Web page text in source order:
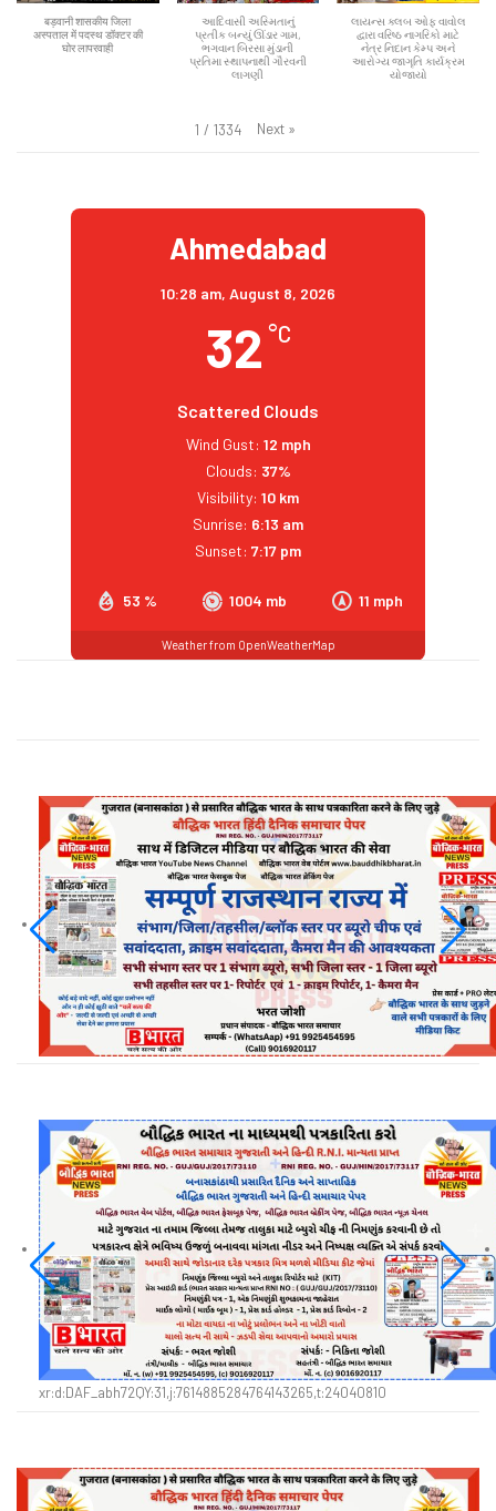
बड़वानी शासकीय जिला
अस्पताल में पदस्थ डॉक्टर की
घोर लापरवाही
આદિવાસી અસ્મિતાનું
પ્રતીક બન્યું ઊંડાર ગામ,
ભગવાન બિરસા મુંડાની
પ્રતિમા સ્થાપનાથી ગૌરવની
લાગણી
લાયન્સ ક્લબ ઓફ વાવોલ
દ્વારા વરિષ્ઠ નાગરિકો માટે
નેત્ર નિદાન કેમ્પ અને
આરોગ્ય જાગૃતિ કાર્યક્રમ
યોજાયો
1 / 1334 Next »
Ahmedabad
10:28 am, August 8, 2026
32 °C
Scattered Clouds
53 % 1004 mb 11 mph
Wind Gust: 12 mph
Clouds: 37%
Visibility: 10 km
Sunrise: 6:13 am
Sunset: 7:17 pm
Weather from OpenWeatherMap
xr:d:DAF_abh72QY:31,j:7614885284764143265,t:24040810